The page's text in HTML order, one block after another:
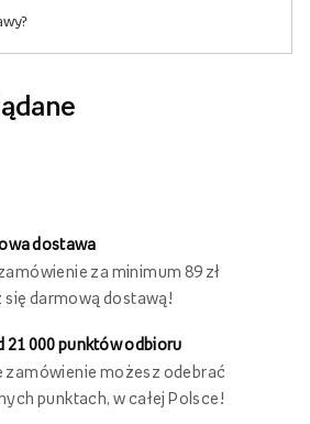
dostawa
za minimum 89 zł
się darmową dostawą!
21 000 punktów odbioru
zamówienie możesz odebrać
punktach, w całej Polsce!